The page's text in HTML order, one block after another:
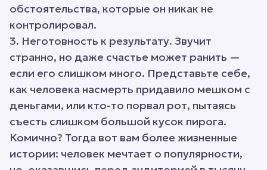
обстоятельства, которые он никак не
контролировал.
3. Неготовность к результату. Звучит
странно, но даже счастье может ранить —
если его слишком много. Представьте себе,
как человека насмерть придавило мешком с
деньгами, или кто-то порвал рот, пытаясь
съесть слишком большой кусок пирога.
Комично? Тогда вот вам более жизненные
истории: человек мечтает о популярности,